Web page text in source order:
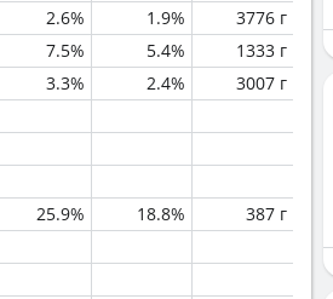
2.6% 1.9%
3776 г
7.5% 5.4%
1333 г
3.3% 2.4%
3007 г
25.9% 18.8%
387 г